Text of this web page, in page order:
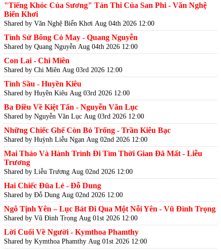
"Tiếng Khóc Của Sương" Tản Thi Của San Phi - Văn Nghệ
Biển Khơi
Shared by Văn Nghệ Biển Khơi Aug 04th 2026 12:00
Tình Sử Bông Cỏ May - Quang Nguyễn
Shared by Quang Nguyễn Aug 04th 2026 12:00
Con Lai - Chi Miên
Shared by Chi Miên Aug 03rd 2026 12:00
Tình Sầu - Huyền Kiêu
Shared by Huyền Kiêu Aug 03rd 2026 12:00
Ba Điều Về Kiệt Tấn - Nguyễn Văn Lục
Shared by Nguyễn Văn Lục Aug 03rd 2026 12:00
Những Chiếc Ghế Còn Bỏ Trống - Trần Kiêu Bạc
Shared by Huỳnh Liễu Ngạn Aug 02nd 2026 12:00
Mai Thảo Và Hành Trình Đi Tìm Thời Gian Đã Mất - Liễu
Trương
Shared by Liễu Trương Aug 02nd 2026 12:00
Hai Chiếc Đũa Lẻ - Đỗ Dung
Shared by Đỗ Dung Aug 02nd 2026 12:00
Ngô Tịnh Yên – Lục Bát Đi Qua Một Nỗi Yên - Vũ Đình Trọng
Shared by Vũ Đình Trọng Aug 01st 2026 12:00
Lời Cuối Về Người - Kymthoa Phamthy
Shared by Kymthoa Phamthy Aug 01st 2026 12:00